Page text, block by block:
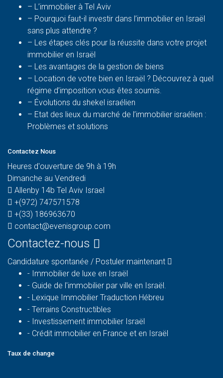
– L’immobilier à Tel Aviv
– Pourquoi faut-il investir dans l’immobilier en Israël
sans plus attendre ?
– Les étapes clés pour la réussite dans votre projet
immobilier en Israël
– Les avantages de la gestion de biens
– Location de votre bien en Israël ? Découvrez à quel
régime d’imposition vous êtes soumis.
– Évolutions du shekel israélien
– Etat des lieux du marché de l’immobilier israélien :
Problèmes et solutions
Contactez Nous
Heures d'ouverture de 9h à 19h
Dimanche au Vendredi
Allenby 14b Tel Aviv Israel
+(972) 747571578
+(33) 186963670
contact@evenisgroup.com
Contactez-nous
Candidature spontanée / Postuler maintenant
- Immobilier de luxe en Israël
- Guide de l'immobilier par ville en Israël.
- Lexique Immobilier Traduction Hébreu
- Terrains Constructibles
- Investissement immobilier Israël
- Crédit immobilier en France et en Israël
Taux de change